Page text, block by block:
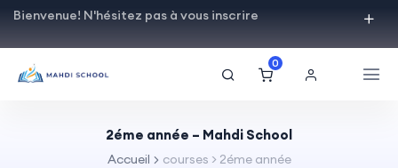
Bienvenue! N'hésitez pas à vous inscrire
0
2éme année – Mahdi School
Accueil courses > 2éme année